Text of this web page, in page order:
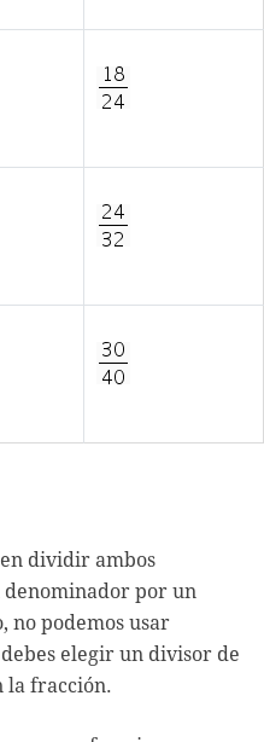
dividir ambos
por un
no podemos usar
elegir un divisor de
la fracción.